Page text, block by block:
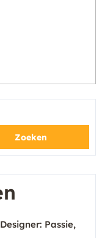
Zoeken
Passie,